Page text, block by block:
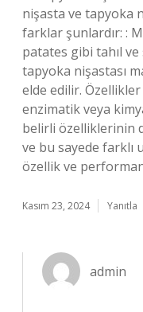
nişasta ve tapyoka
farklar şunlardır: :
patates gibi tahıl
tapyoka nişastası
elde edilir.
enzimatik veya
belirli özelliklerinin
ve bu sayede
özellik ve
Kasım 23, 2024 Yanıtla
admin